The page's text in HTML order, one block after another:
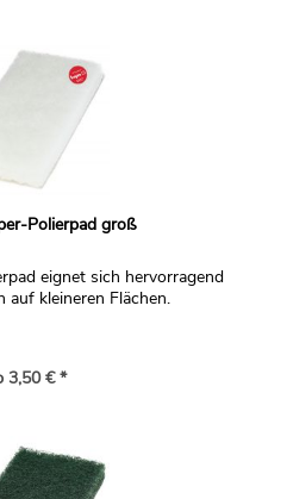
Polierpad groß
eignet sich hervorragend
auf kleineren Flächen.
3,50 € *